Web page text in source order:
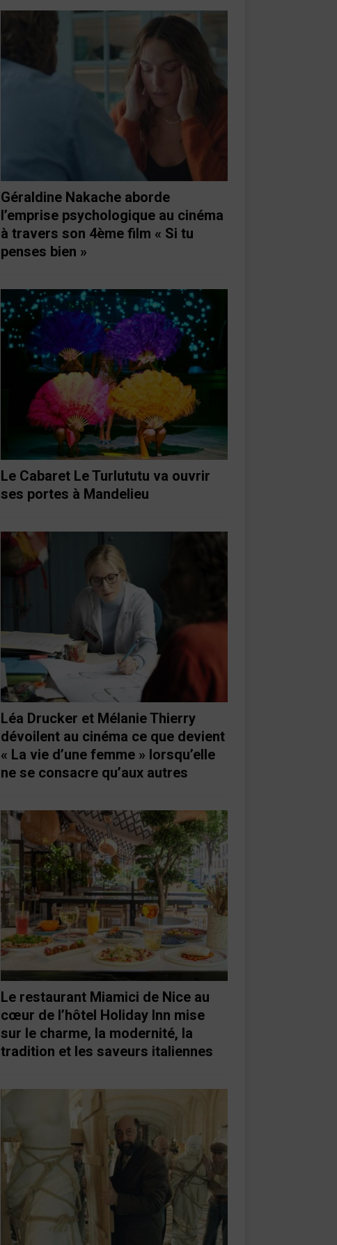
Géraldine Nakache aborde
l’emprise psychologique au cinéma
à travers son 4ème film « Si tu
penses bien »
Le Cabaret Le Turlututu va ouvrir
ses portes à Mandelieu
Léa Drucker et Mélanie Thierry
dévoilent au cinéma ce que devient
« La vie d’une femme » lorsqu’elle
ne se consacre qu’aux autres
Le restaurant Miamici de Nice au
cœur de l’hôtel Holiday Inn mise
sur le charme, la modernité, la
tradition et les saveurs italiennes